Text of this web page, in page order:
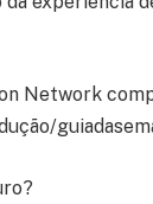
Network